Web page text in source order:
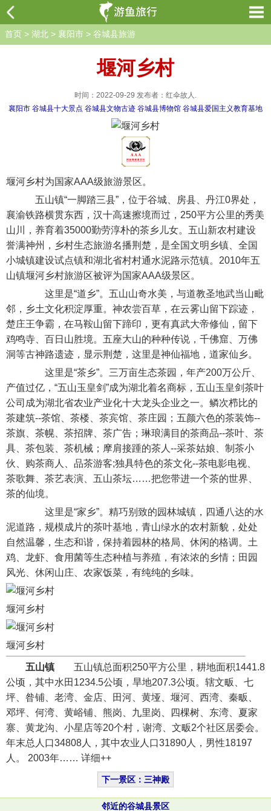
首页 > 湖北 > 襄阳市 > 谷城县旅游
堰河乡村
时间：2022-09-29 发布者：红伞故人.
襄阳市 谷城县十大景点 谷城县文物古迹 谷城县博物馆 谷城县爱国主义教育基地
堰河乡村为国家AAA级旅游景区。
五山镇“一脚踏三县”，位于谷城、房县、丹江0界处，
襄渝铁路横贯东西，汉十高速擦境而过，250平方公里的秀美
山川，养育着35000勤劳淳朴的茶乡儿女。五山新农村建设
誉满神州，乡村生态旅游名播荆楚，是全国文明乡镇、全国
小城镇建设试点镇和湖北省村村通水泥路示范镇。2010年五
山镇堰河乡村旅游区被评为国家AAA级景区。
这里是“道乡”。五山山奇水美，与道教圣地武当山毗
邻，乡土文化积淀厚重。神农尝百草，在云雾山留下踪迹，
楚庄王争霸，在马鞍山留下蹄印，更有真武大帝修仙，留下
鸡鸣寺、百日山胜境。五座大山的种种传说，千佛窟、万佛
洞等古神路遗迹，显示荆楚，这里是神仙福地，道家仙乡。
这里是“茶乡”。三万亩生态茶园，年产200万公斤、
产值过亿，“五山玉皇剑”成为湖北着名商标，五山玉皇剑茶叶
公司成为湖北省农业产业化十大龙头企业之一。鳞次栉比的
茶建筑--茶馆、茶楼、茶宾馆、茶庄园；五颜六色的茶装饰--
茶旗、茶幌、茶招牌、茶广告；琳琅满目的茶商品--茶叶、茶
具、茶包装、茶机械；摩肩接踵的茶人--采茶姑娘、制茶小
伙、购茶商人、品茶游客;独具特色的茶文化--茶电影电视、
茶歌舞、茶艺表演、五山茶坛……把您带进一个茶的世界、
茶的仙境。
这里是“家乡”。精巧别致的园林城镇，四通八达的水
泥道路，规模成片的茶叶基地，青山绿水的农村新貌，处处
自然温馨，生态和谐，保持着园林的格局、休闲的格调。土
鸡、龙虾、食用菌等生态种植与养殖，有浓浓的乡情；田园
风光、休闲山庄、农家饭菜，有纯纯的乡味。
堰河乡村
堰河乡村
五山镇 五山镇总面积250平方公里，耕地面积1441.8
公顷，其中水田1234.5公顷，旱地207.3公顷。辖文畈、七
坪、昝铺、老湾、金店、田河、黄垭、堰河、西湾、秦畈、
邓坪、何湾、黄峪铺、熊岗、九里岗、四棵树、东湾、夏家
寨、黄龙沟、小星店等20个村，谢湾、文畈2个社区居委会。
年末总人口34808人，其中农业人口31890人，男性18197
人。 2003年…… 详细++
下一景区：三神殿
邻近的谷城县景区